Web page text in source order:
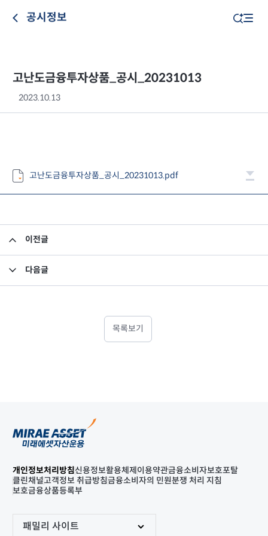
공시정보
고난도금융투자상품_공시_20231013
2023.10.13
고난도금융투자상품_공시_20231013.pdf
이전글
다음글
목록보기
개인정보처리방침신용정보활용체제 이용약관금융소비자보호포탈
클린채널고객정보 취급방침금융소비자의 민원분쟁 처리 지침
보호금융상품등록부
패밀리 사이트